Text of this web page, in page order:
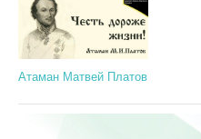
Атаман Матвей Платов